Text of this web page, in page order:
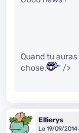
Quand tu
chose.
" />
Ellierys
Le 19/09/2014